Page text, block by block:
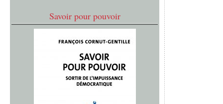
Savoir pour pouvoir